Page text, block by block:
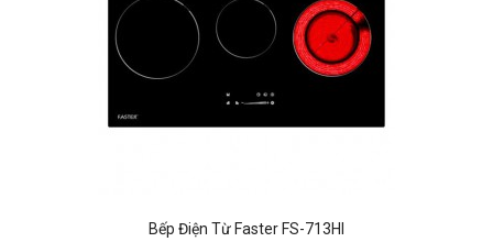
Bếp Điện Từ Faster FS-713HI